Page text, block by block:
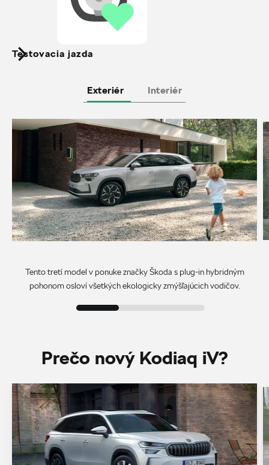
Testovacia jazda
Exteriér Interiér
Tento tretí model v ponuke značky Škoda s plug-in hybridným
pohonom osloví všetkých ekologicky zmýšľajúcich vodičov.
Prečo nový Kodiaq iV?